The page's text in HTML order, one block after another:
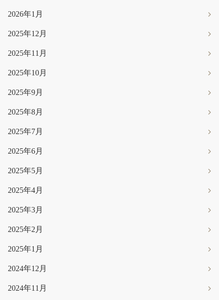
2026年1月
2025年12月
2025年11月
2025年10月
2025年9月
2025年8月
2025年7月
2025年6月
2025年5月
2025年4月
2025年3月
2025年2月
2025年1月
2024年12月
2024年11月